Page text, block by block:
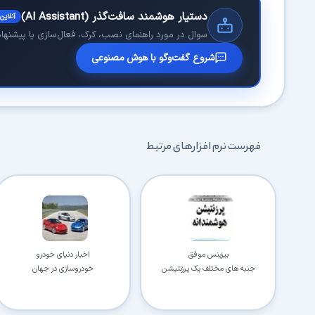
دستیار هوشمند سافت‌گذر (AI Assistant) آنلاین
سوال در مورد راهنمای نصب، کرک، فعال‌سازی یا
شروع گفت‌وگو با هوش مصنوعی
فهرست نرم افزارهای مرتبط
بیزینس موفق
جنبه‏ های مختلف یک پرزنتیشن
اخبار دنیای خودرو
خودروسازی در جهان